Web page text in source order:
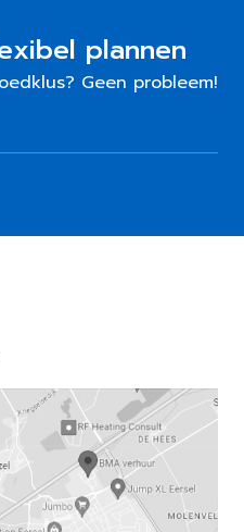
plannen
Geen probleem!